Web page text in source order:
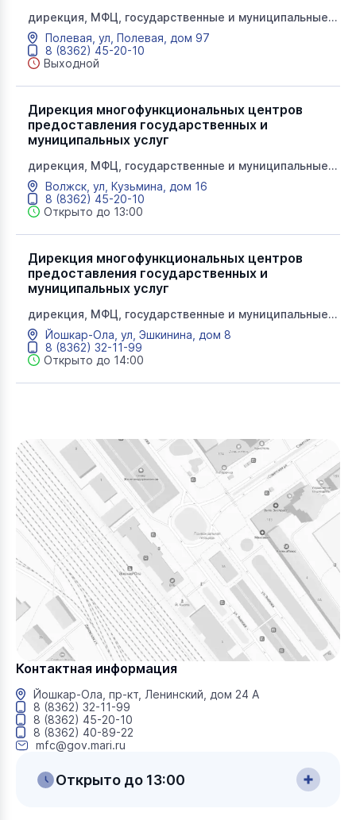
дирекция, МФЦ, государственные и муниципальные
услуги, мои документы
Полевая, ул, Полевая, дом 97
8 (8362) 45-20-10
Выходной
Дирекция многофункциональных центров
предоставления государственных и
муниципальных услуг
дирекция, МФЦ, государственные и муниципальные
услуги, мои документы
Волжск, ул, Кузьмина, дом 16
8 (8362) 45-20-10
Открыто до 13:00
Дирекция многофункциональных центров
предоставления государственных и
муниципальных услуг
дирекция, МФЦ, государственные и муниципальные
услуги, мои документы
Йошкар-Ола, ул, Эшкинина, дом 8
8 (8362) 32-11-99
Открыто до 14:00
Контактная информация
Йошкар-Ола, пр-кт, Ленинский, дом 24 А
8 (8362) 32-11-99
8 (8362) 45-20-10
8 (8362) 40-89-22
mfc@gov.mari.ru
Открыто до 13:00